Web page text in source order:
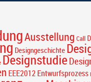
Ausstellung Call
Designgeschichte
Designstudie
EEE2012Entwurfsprozess